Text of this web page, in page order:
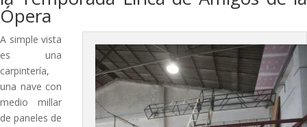
Ópera
A simple vista
es una
carpintería,
una nave con
medio millar
de paneles de